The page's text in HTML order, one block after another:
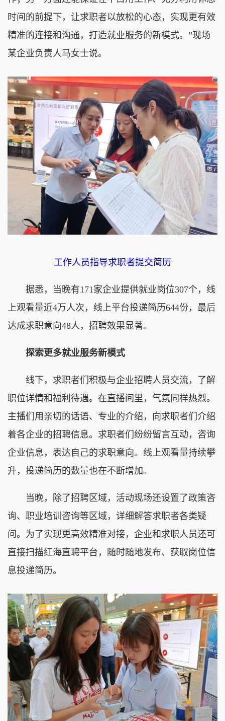
时间的前提下，让求职者以放松的心态，实现更有效
精准的连接和沟通，打造就业服务的新模式。”现场
某企业负责人马女士说。
工作人员指导求职者提交简历
据悉，当晚有171家企业提供就业岗位307个，线
上观看量近4万人次，线上平台投递简历644份，最后
达成求职意向48人，招聘效果显著。
探索更多就业服务新模式
线下，求职者们积极与企业招聘人员交流，了解
职位详情和福利待遇。在直播间里，气氛同样热烈。
主播们用亲切的话语、专业的介绍，向求职者们介绍
着各企业的招聘信息。求职者们纷纷留言互动，咨询
企业信息，表达自己的求职意向。线上观看量持续攀
升，投递简历的数量也在不断增加。
当晚，除了招聘区域，活动现场还设置了政策咨
询、职业培训咨询等区域，详细解答求职者各类疑
问。为了实现更高效精准对接，企业和求职人员还可
直接扫描红海直聘平台，随时随地发布、获取岗位信
息投递简历。